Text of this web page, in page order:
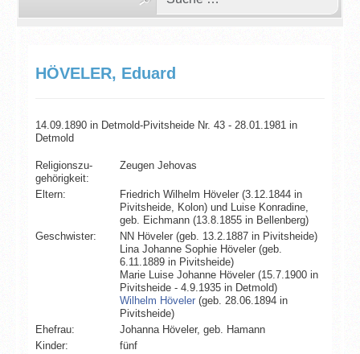
HÖVELER, Eduard
14.09.1890 in Detmold-Pivitsheide Nr. 43 - 28.01.1981 in
Detmold
Religionszu­
gehörigkeit:
Zeugen Jehovas
Eltern:
Friedrich Wilhelm Höveler (3.12.1844 in
Pivitsheide, Kolon) und Luise Konradine,
geb. Eichmann (13.8.1855 in Bellenberg)
Geschwister:
NN Höveler (geb. 13.2.1887 in Pivitsheide)
Lina Johanne Sophie Höveler (geb.
6.11.1889 in Pivitsheide)
Marie Luise Johanne Höveler (15.7.1900 in
Pivitsheide - 4.9.1935 in Detmold)
Wilhelm Höveler(geb. 28.06.1894 in
Pivitsheide)
Ehefrau:
Johanna Höveler, geb. Hamann
Kinder:
fünf